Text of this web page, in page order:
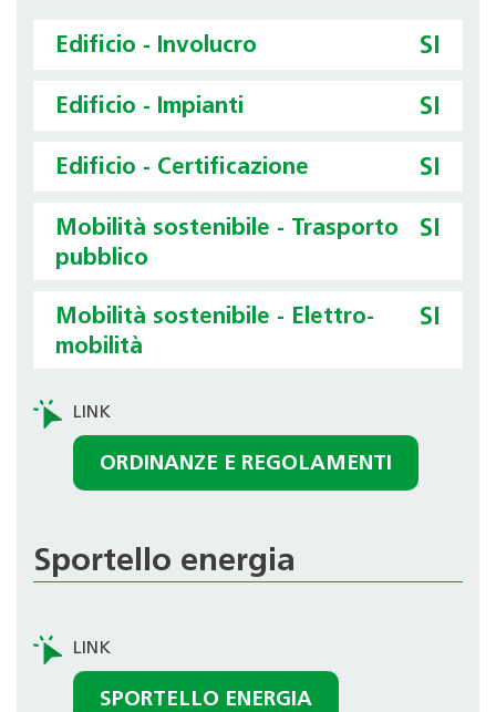
Edificio - Involucro SI
Edificio - Impianti SI
Edificio - Certificazione SI
Mobilità sostenibile - Trasporto
pubblico
SI
Mobilità sostenibile - Elettro-
mobilità
SI
ORDINANZE E REGOLAMENTI
Sportello energia
SPORTELLO ENERGIA